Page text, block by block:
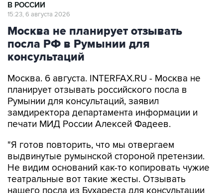
В РОССИИ
15:23, 6 августа 2026
Москва не планирует отзывать
посла РФ в Румынии для
консультаций
Москва. 6 августа. INTERFAX.RU - Москва не
планирует отзывать российского посла в
Румынии для консультаций, заявил
замдиректора департамента информации и
печати МИД России Алексей Фадеев.
"Я готов повторить, что мы отвергаем
выдвинутые румынской стороной претензии.
Не видим оснований как-то копировать чужие
театральные вот такие жесты. Отзывать